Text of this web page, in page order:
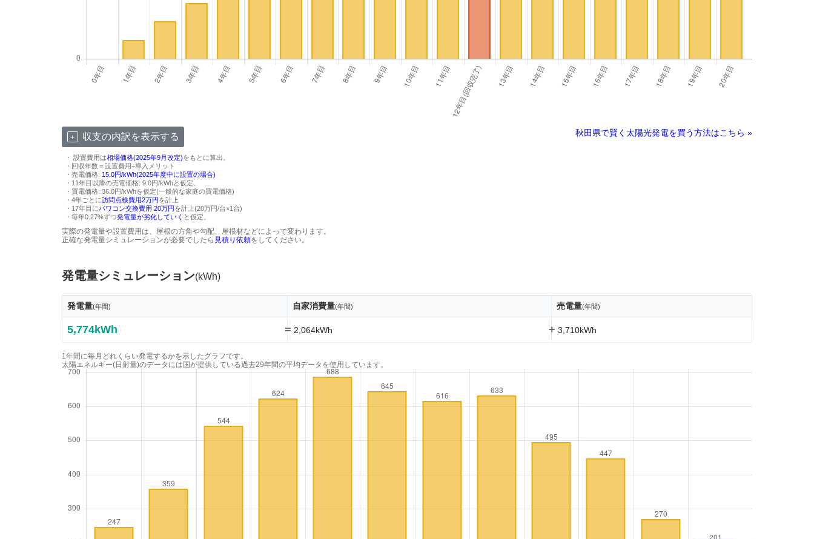
収支の内訳を表示する 秋田県で賢く太陽光発電を買う方法はこちら »
・ 設置費用は相場価格(2025年9月改定)をもとに算出。
・回収年数＝設置費用÷導入メリット
・売電価格: 15.0円/kWh(2025年度中に設置の場合)
・11年目以降の売電価格: 9.0円/kWhと仮定。
・買電価格: 36.0円/kWhを仮定(一般的な家庭の買電価格)
・4年ごとに訪問点検費用2万円を計上
・17年目にパワコン交換費用 20万円を計上(20万円/台×1台)
・毎年0.27%ずつ発電量が劣化していく と仮定。
実際の発電量や設置費用は、屋根の方角や勾配、屋根材などによって変わります。
正確な発電量シミュレーションが必要でしたら 見積り依頼をしてください。
発電量シミュレーション(kWh)
発電量(年間) 自家消費量(年間) 売電量(年間)
5,774kWh = 2,064kWh + 3,710kWh
1年間に毎月どれくらい発電するかを示したグラフです。
太陽エネルギー(日射量)のデータには国が提供している過去29年間の平均データを使用しています。